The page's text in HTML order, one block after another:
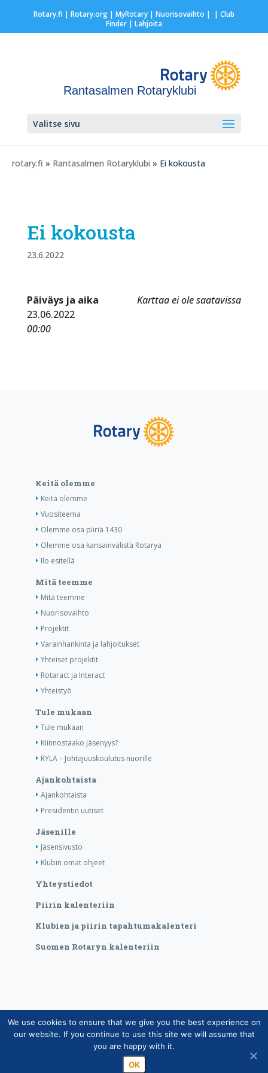
Rotary.fi | Rotary.org| MyRotary | Nuorisovaihto | | Club
Finder| Lahjoita
Rantasalmen Rotaryklubi
Valitse sivu
rotary.fi » Rantasalmen Rotaryklubi » Ei kokousta
Ei kokousta
23.6.2022
Karttaa ei ole saatavissa
Päiväys ja aika
23.06.2022
00:00
Keitä olemme
Keitä olemme
Vuositeema
Olemme osa piiriä 1430
Olemme osa kansainvälistä Rotarya
Ilo esitellä
Mitä teemme
Mitä teemme
Nuorisovaihto
Projektit
Varainhankinta ja lahjoitukset
Yhteiset projektit
Rotaract ja Interact
Yhteistyö
Tule mukaan
Tule mukaan
Kiinnostaako jäsenyys?
RYLA – Johtajuuskoulutus nuorille
Ajankohtaista
Ajankohtaista
Presidentin uutiset
Jäsenille
Jäsensivusto
Klubin omat ohjeet
Yhteystiedot
Piirin kalenteriin
Klubien ja piirin tapahtumakalenteri
Suomen Rotaryn kalenteriin
Copyright © Suomen Rotarypalvelu ry 2026 |
Jäsentietojärjestelmän tietosuojaseloste|Henkilötietojen
käsittely Rotarytoiminnassa
We use cookies to ensure that we give you the best experience on
our website. If you continue to use this site we will assume that
you are happy with it.
OK